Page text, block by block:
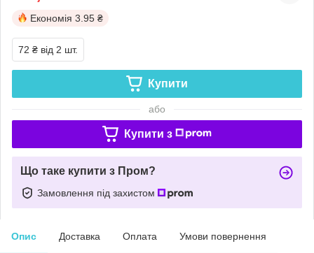
Економія 3.95 ₴
72 ₴ від 2 шт.
Купити
або
Купити з
Що таке купити з Пром?
Замовлення під захистом
Опис Доставка Оплата Умови повернення